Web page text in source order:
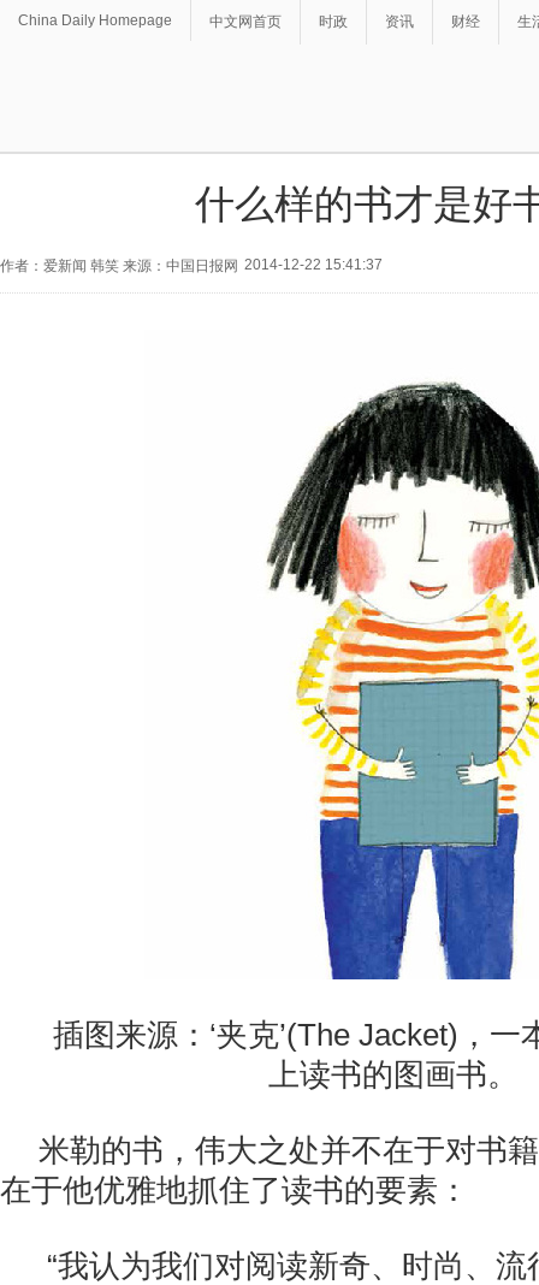
China Daily Homepage 中文网首页 时政 资讯 财经 生
什么样的书才是好
作者：爱新闻 韩笑 来源：中国日报网 2014-12-22 15:41:37
插图来源：‘夹克’(The Jacket)，
上读书的图画书。
米勒的书，伟大之处并不在于对书
在于他优雅地抓住了读书的要素：
“我认为我们对阅读新奇、时尚、